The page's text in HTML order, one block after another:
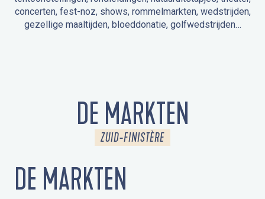
concerten, fest-noz, shows, rommelmarkten, wedstrijden,
gezellige maaltijden, bloeddonatie, golfwedstrijden…
DE MARKTEN
ZUID-FINISTÈRE
DE MARKTEN